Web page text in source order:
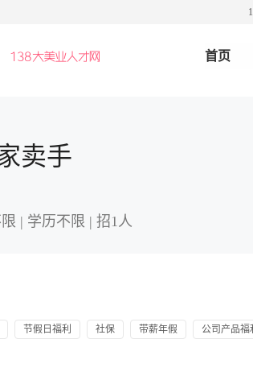
首页
卖手
| 学历不限 | 招1人
节假日福利 社保 带薪年假 公司产品福